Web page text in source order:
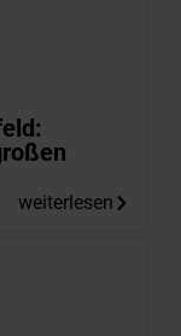
weiterlesen